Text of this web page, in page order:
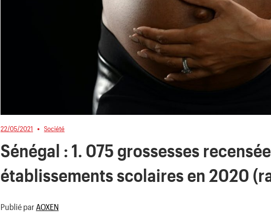
22/05/2021 Société
Sénégal : 1. 075 grossesses
établissements scolaires en 2020
Publié par AOXEN